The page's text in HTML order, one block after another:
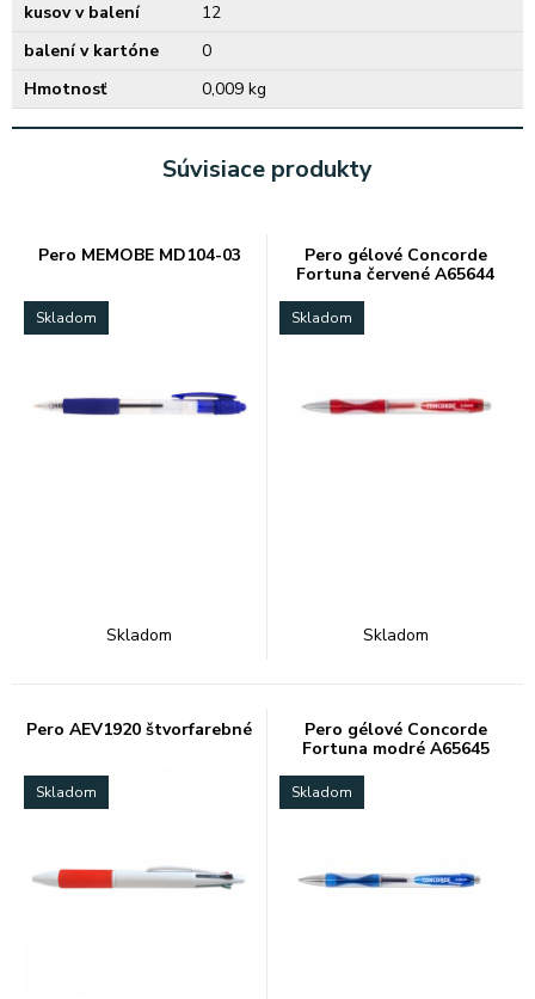
kusov v balení
12
balení v kartóne
0
Hmotnosť
0,009 kg
Súvisiace produkty
Pero MEMOBE MD104-03
Skladom
Skladom
Pero gélové Concorde
Fortuna červené A65644
Skladom
Skladom
Pero AEV1920 štvorfarebné
Skladom
Pero gélové Concorde
Fortuna modré A65645
Skladom